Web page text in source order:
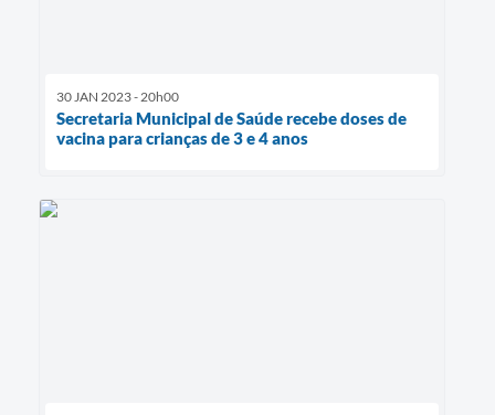
30 JAN 2023 - 20h00
Secretaria Municipal de Saúde recebe doses de
vacina para crianças de 3 e 4 anos